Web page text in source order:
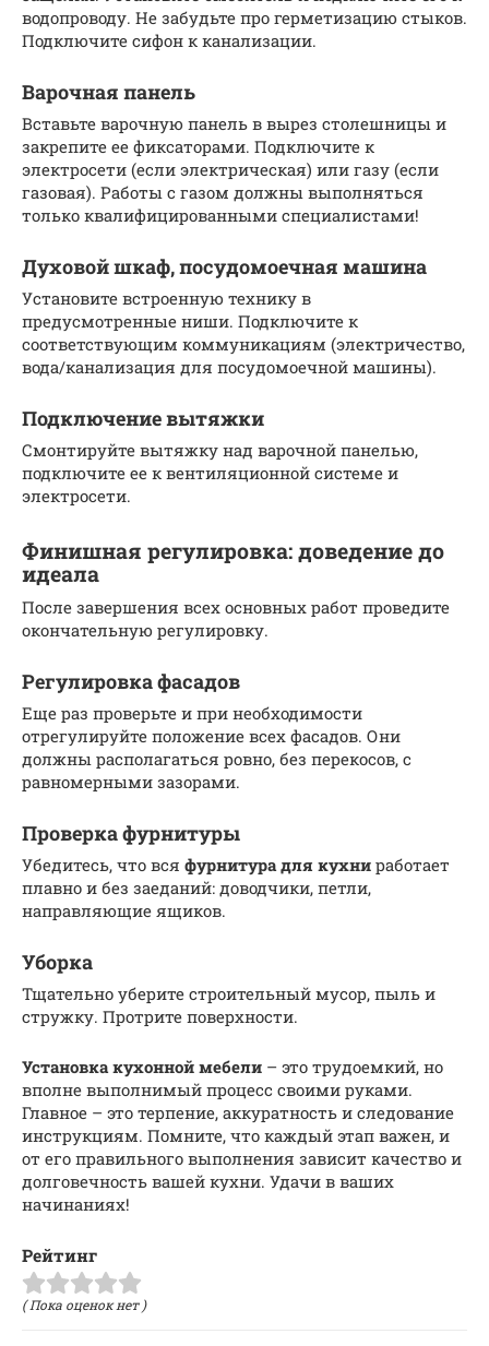
водопроводу. Не забудьте про герметизацию стыков.
Подключите сифон к канализации.
Варочная панель
Вставьте варочную панель в вырез столешницы и
закрепите ее фиксаторами. Подключите к
электросети (если электрическая) или газу (если
газовая). Работы с газом должны выполняться
только квалифицированными специалистами!
Духовой шкаф, посудомоечная машина
Установите встроенную технику в
предусмотренные ниши. Подключите к
соответствующим коммуникациям (электричество,
вода/канализация для посудомоечной машины).
Подключение вытяжки
Смонтируйте вытяжку над варочной панелью,
подключите ее к вентиляционной системе и
электросети.
Финишная регулировка: доведение до
идеала
После завершения всех основных работ проведите
окончательную регулировку.
Регулировка фасадов
Еще раз проверьте и при необходимости
отрегулируйте положение всех фасадов. Они
должны располагаться ровно, без перекосов, с
равномерными зазорами.
Проверка фурнитуры
Убедитесь, что вся фурнитура для кухни работает
плавно и без заеданий: доводчики, петли,
направляющие ящиков.
Уборка
Тщательно уберите строительный мусор, пыль и
стружку. Протрите поверхности.
Установка кухонной мебели – это трудоемкий, но
вполне выполнимый процесс своими руками.
Главное – это терпение, аккуратность и следование
инструкциям. Помните, что каждый этап важен, и
от его правильного выполнения зависит качество и
долговечность вашей кухни. Удачи в ваших
начинаниях!
Рейтинг
( Пока оценок нет )